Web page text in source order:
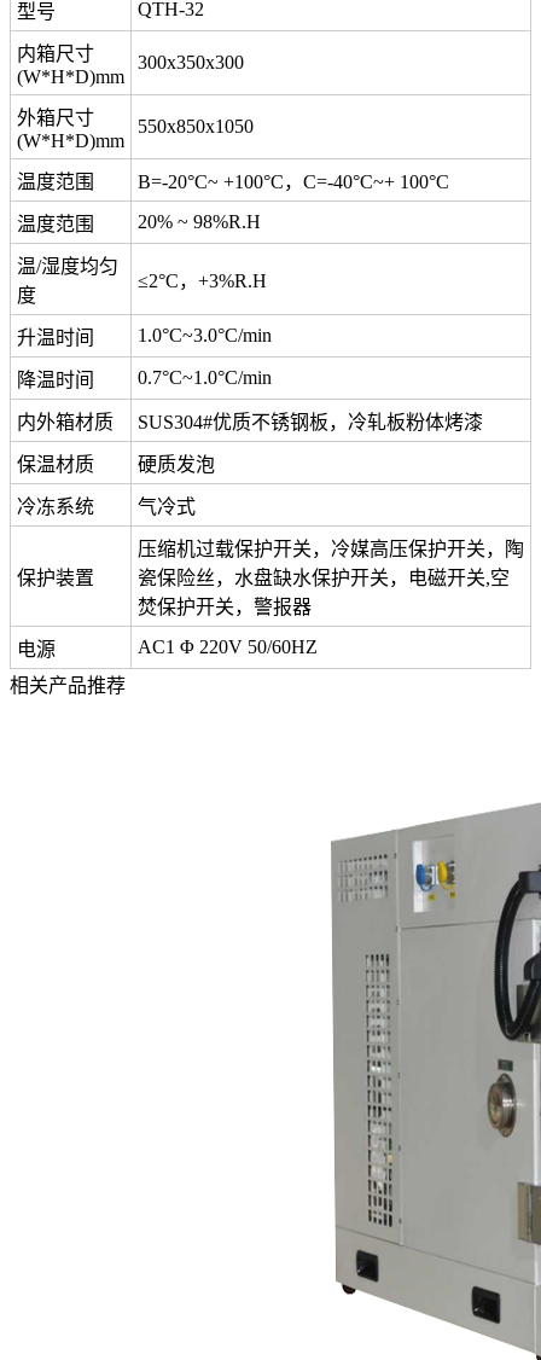
型号 QTH-32
内箱尺寸
(W*H*D)mm
300x350x300
外箱尺寸
(W*H*D)mm
550x850x1050
温度范围 B=-20°C~ +100°C，C=-40°C~+ 100°C
温度范围 20% ~ 98%R.H
温/湿度均匀
度
≤2°C，+3%R.H
升温时间 1.0°C~3.0°C/min
降温时间 0.7°C~1.0°C/min
内外箱材质 SUS304#优质不锈钢板，冷轧板粉体烤漆
保温材质 硬质发泡
冷冻系统 气冷式
保护装置
压缩机过载保护开关，冷媒高压保护开关，陶
瓷保险丝，水盘缺水保护开关，电磁开关,空
焚保护开关，警报器
电源
AC1 Φ 220V 50/60HZ
相关产品推荐